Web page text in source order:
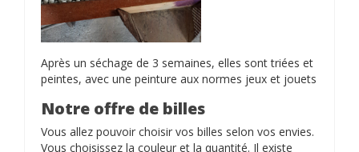
Après un séchage de 3 semaines, elles sont triées et
peintes, avec une peinture aux normes jeux et jouets
Notre offre de billes
Vous allez pouvoir choisir vos billes selon vos envies.
Vous choisissez la couleur et la quantité. Il existe